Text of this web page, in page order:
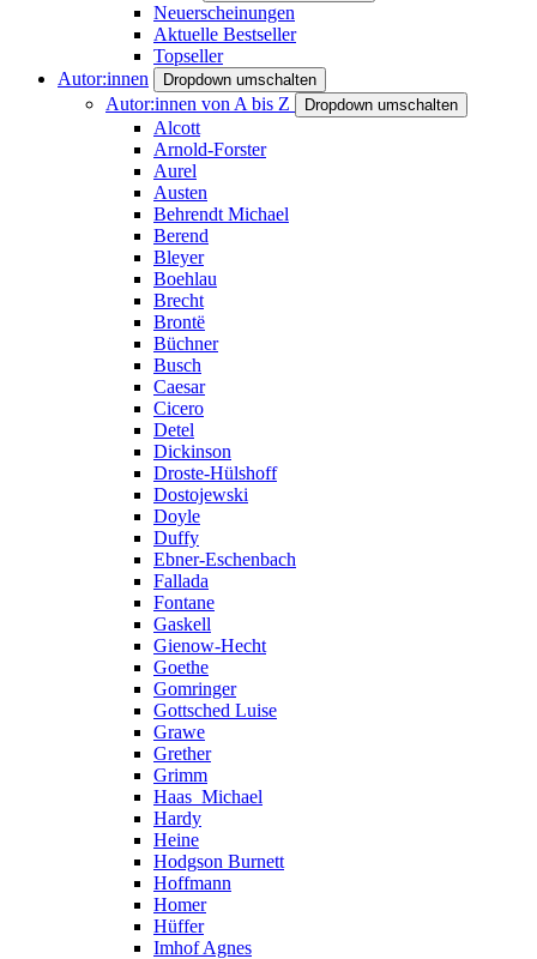
Neuerscheinungen
Aktuelle Bestseller
Topseller
Autor:innen
Dropdown umschalten
Autor:innen von A bis Z Dropdown umschalten
Alcott
Arnold-Forster
Aurel
Austen
Behrendt Michael
Berend
Bleyer
Boehlau
Brecht
Brontë
Büchner
Busch
Caesar
Cicero
Detel
Dickinson
Droste-Hülshoff
Dostojewski
Doyle
Duffy
Ebner-Eschenbach
Fallada
Fontane
Gaskell
Gienow-Hecht
Goethe
Gomringer
Gottsched Luise
Grawe
Grether
Grimm
Haas_Michael
Hardy
Heine
Hodgson Burnett
Hoffmann
Homer
Hüffer
Imhof Agnes